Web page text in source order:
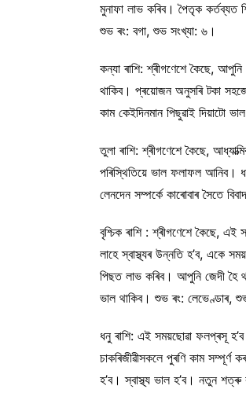
মুনাফা লাভ কৰিব। পৈতৃক কৰ্তব্যত
শুভ ৰং: বগা, শুভ সংখ্যা: ৬।
কন্যা ৰাশি: শ্ৰীগণেশে কৈছে, আপুনি
থাকিব। প্ৰয়োজন অনুসৰি টকা
কাম কেইদিনমান পিছুৱাই দিয়াটো
তুলা ৰাশি: শ্ৰীগণেশে কৈছে,
পৰিস্থিতিয়ে ভাল ফলাফল আনিব।
লেনদেন সম্পৰ্কে কাৰোবাৰ সৈতে
বৃশ্চিক ৰাশি : শ্ৰীগণেশে কৈছে,
লাহে স্বাস্থ্যৰ উন্নতি হ’ব, একে
পিছত লাভ কৰিব। আপুনি জেদী হৈ
ভাল থাকিব। শুভ ৰং: লেভেণ্ডাৰ,
ধনু ৰাশি: এই সময়ছোৱা ফলপ্ৰসূ
চাকৰিজীৱীসকলে পুৰণি কাম সম্পূৰ্ণ
হ’ব। স্বাস্থ্য ভাল হ’ব। নতুন